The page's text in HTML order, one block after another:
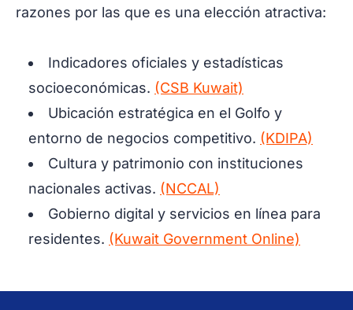
razones por las que es una elección atractiva:
Indicadores oficiales y estadísticas
socioeconómicas. (CSB Kuwait)
Ubicación estratégica en el Golfo y
entorno de negocios competitivo. (KDIPA)
Cultura y patrimonio con instituciones
nacionales activas. (NCCAL)
Gobierno digital y servicios en línea para
residentes. (Kuwait Government Online)